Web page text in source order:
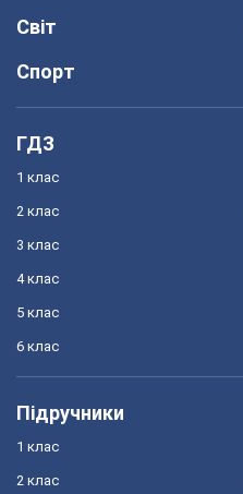
Світ
Спорт
ГДЗ
1 клас
2 клас
3 клас
4 клас
5 клас
6 клас
Підручники
1 клас
2 клас